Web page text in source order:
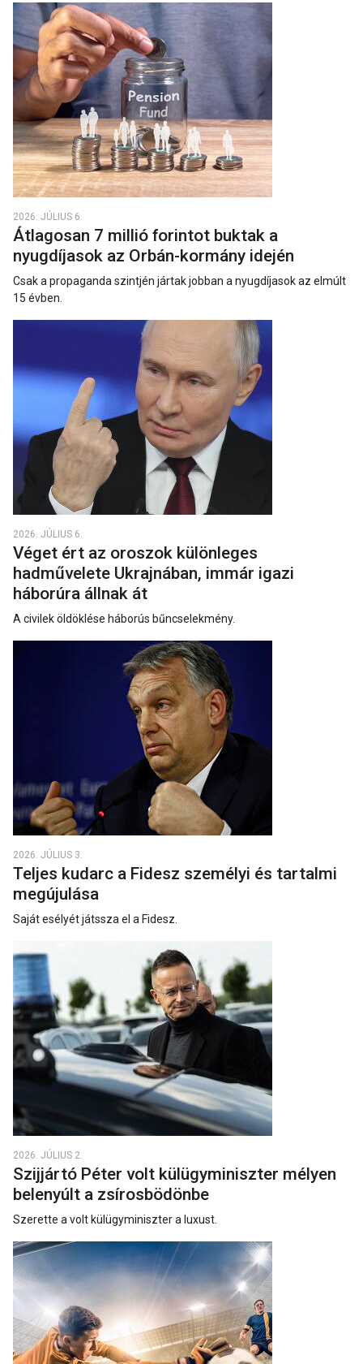
2026. JÚLIUS 6.
Átlagosan 7 millió forintot buktak a
nyugdíjasok az Orbán-kormány idején
Csak a propaganda szintjén jártak jobban a nyugdíjasok az elmúlt
15 évben.
2026. JÚLIUS 6.
Véget ért az oroszok különleges
hadművelete Ukrajnában, immár igazi
háborúra állnak át
A civilek öldöklése háborús bűncselekmény.
2026. JÚLIUS 3.
Teljes kudarc a Fidesz személyi és tartalmi
megújulása
Saját esélyét játssza el a Fidesz.
2026. JÚLIUS 2.
Szijjártó Péter volt külügyminiszter mélyen
belenyúlt a zsírosbödönbe
Szerette a volt külügyminiszter a luxust.